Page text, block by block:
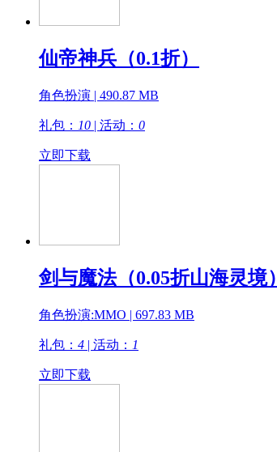
仙帝神兵（0.1折）
角色扮演 | 490.87 MB
礼包： 10 | 活动： 0
立即下载
剑与魔法（0.05折山海灵境）
角色扮演:MMO | 697.83 MB
礼包： 4 | 活动： 1
立即下载